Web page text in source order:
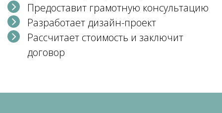
Предоставит грамотную консультацию
Разработает дизайн-проект
Рассчитает стоимость и заключит
договор